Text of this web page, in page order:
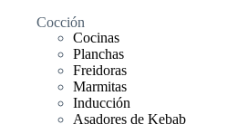
Cocción
Cocinas
Planchas
Freidoras
Marmitas
Inducción
Asadores de Kebab